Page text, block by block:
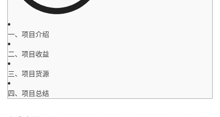
一、项目介绍
二、项目收益
三、项目货源
四、项目总结